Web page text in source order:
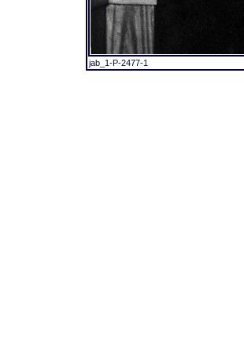
jab_1-P-2477-1